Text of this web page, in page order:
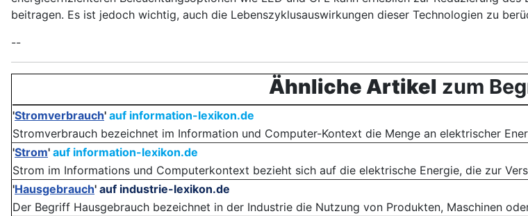
beitragen. Es ist jedoch wichtig, auch die Lebenszyklusauswirkungen dieser Technologien zu
--
Ähnliche Artikel zum
'Stromverbrauch' auf information-lexikon.de
Stromverbrauch bezeichnet im Information und Computer-Kontext die Menge an elektrischer
'Strom' auf information-lexikon.de
Strom im Informations und Computerkontext bezieht sich auf die elektrische Energie, die zur
'Hausgebrauch' auf industrie-lexikon.de
Der Begriff Hausgebrauch bezeichnet in der Industrie die Nutzung von Produkten, Maschinen